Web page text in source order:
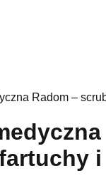
Radom –